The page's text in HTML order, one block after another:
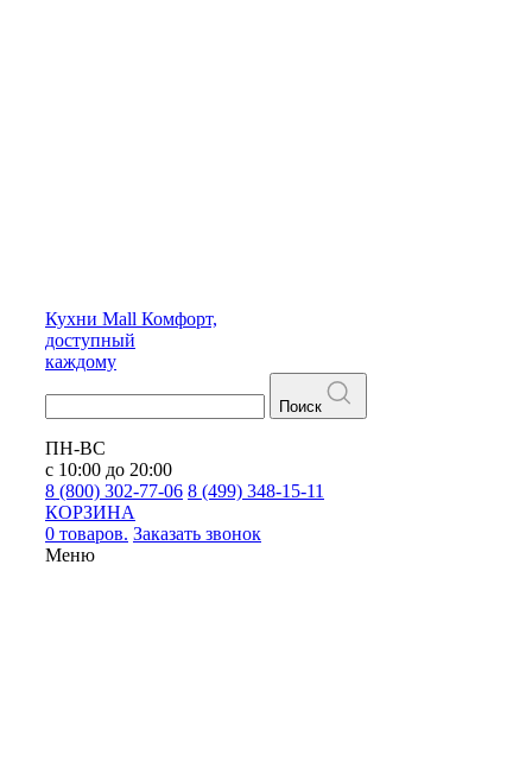
Кухни Mall Комфорт,
доступный
каждому
Поиск
ПН-ВС
с 10:00 до 20:00
8 (800) 302-77-06 8 (499) 348-15-11
КОРЗИНА
0 товаров. Заказать звонок
Меню